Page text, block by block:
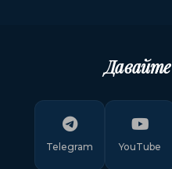
Telegram YouTube